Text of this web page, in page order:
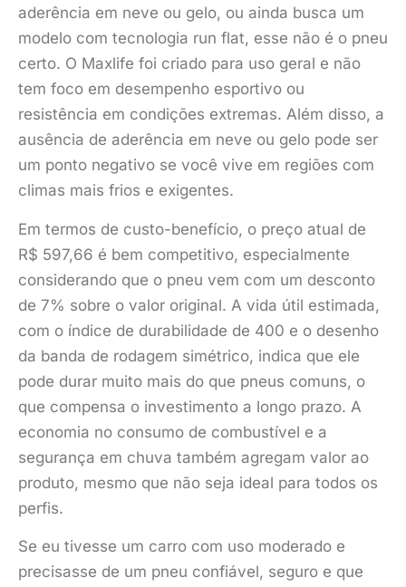
aderência em neve ou gelo, ou ainda busca um
modelo com tecnologia run flat, esse não é o pneu
certo. O Maxlife foi criado para uso geral e não
tem foco em desempenho esportivo ou
resistência em condições extremas. Além disso, a
ausência de aderência em neve ou gelo pode ser
um ponto negativo se você vive em regiões com
climas mais frios e exigentes.
Em termos de custo-benefício, o preço atual de
R$ 597,66 é bem competitivo, especialmente
considerando que o pneu vem com um desconto
de 7% sobre o valor original. A vida útil estimada,
com o índice de durabilidade de 400 e o desenho
da banda de rodagem simétrico, indica que ele
pode durar muito mais do que pneus comuns, o
que compensa o investimento a longo prazo. A
economia no consumo de combustível e a
segurança em chuva também agregam valor ao
produto, mesmo que não seja ideal para todos os
perfis.
Se eu tivesse um carro com uso moderado e
precisasse de um pneu confiável, seguro e que